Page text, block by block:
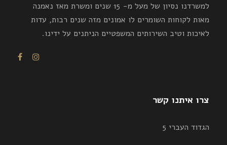
למשרדנו נסיון של מעל מ- 15 שנים ומשרת מאז נאמנה
מאות לקוחות השומרים לו אמונים מזה שנים רבות, עדות
לאיכות וטיב השירותים המשפטיים הניתנים על ידינו.
צרו איתנו קשר
הגדוד העברי 5